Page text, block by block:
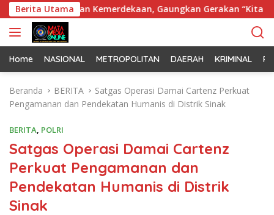
a
g
u
Berita Utama
di Bulan Kemerdekaan, Gaungkan Gerakan “Kita Saling
Home NASIONAL METROPOLITAN DAERAH KRIMINAL
Beranda BERITA
Satgas Operasi Damai Cartenz Perkuat
Pengamanan dan Pendekatan Humanis di Distrik Sinak
BERITA, POLRI
Satgas Operasi Damai Cartenz
Perkuat Pengamanan dan
Pendekatan Humanis di Distrik
Sinak